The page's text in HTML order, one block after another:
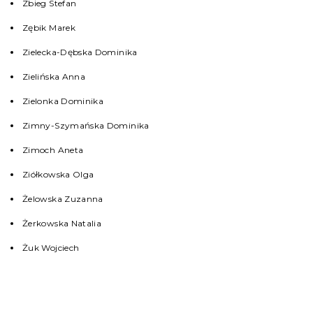
Zbieg Stefan
Zębik Marek
Zielecka-Dębska Dominika
Zielińska Anna
Zielonka Dominika
Zimny-Szymańska Dominika
Zimoch Aneta
Ziółkowska Olga
Żelowska Zuzanna
Żerkowska Natalia
Żuk Wojciech